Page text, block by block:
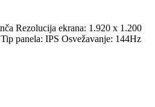
Rezolucija ekrana: 1.920 x 1.200
panela: IPS Osvežavanje: 144Hz